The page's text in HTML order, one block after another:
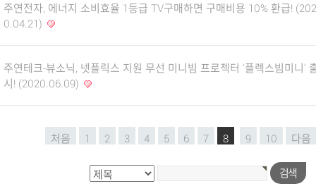
주연전자, 에너지 소비효율 1등급 TV구매하면 구매비용 10% 환급! (202
0.04.21)
주연테크-뷰소닉, 넷플릭스 지원 무선 미니빔 프로젝터 '플렉스빔미니'
시! (2020.06.09)
처음 1 2 3 4 5 6 7 8 9 10 다음